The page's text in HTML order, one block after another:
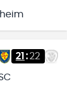
21 :22